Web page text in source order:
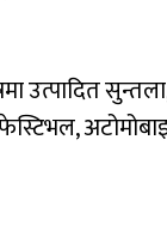
उत्पादित